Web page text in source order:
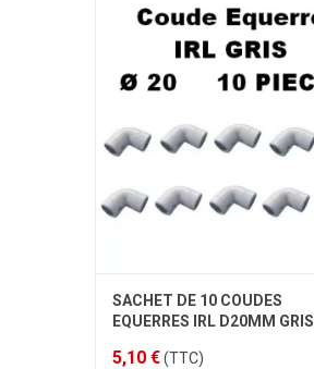
SACHET DE 10 COUDES
EQUERRES IRL D20MM GRIS
5,10 €(TTC)